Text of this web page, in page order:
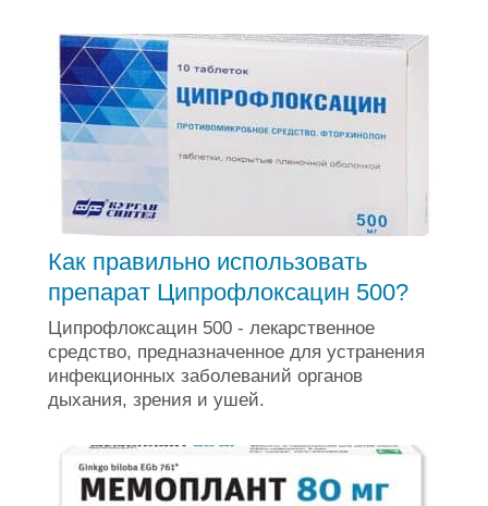
Как правильно использовать
препарат Ципрофлоксацин 500?
Ципрофлоксацин 500 - лекарственное
средство, предназначенное для устранения
инфекционных заболеваний органов
дыхания, зрения и ушей.